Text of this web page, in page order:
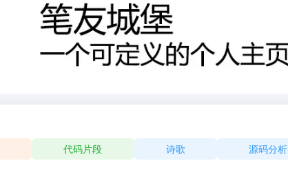
代码片段 诗歌 源码分析